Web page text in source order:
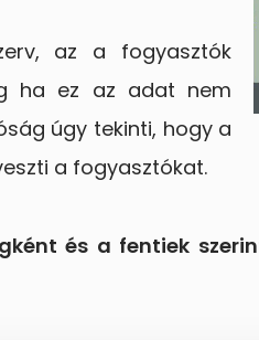
az a fogyasztók
ha ez az adat nem
úgy tekinti, hogy a
a fogyasztókat.
és a fentiek